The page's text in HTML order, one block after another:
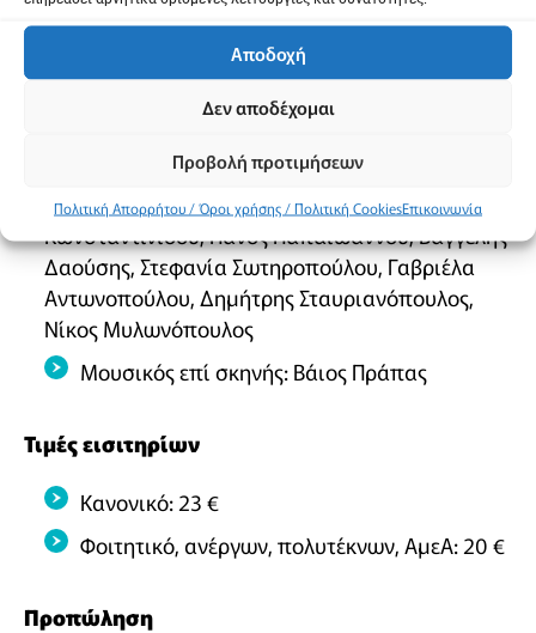
Αποδοχή
Δεν αποδέχομαι
Προβολή προτιμήσεων
Πολιτική Απορρήτου / Όροι χρήσης / Πολιτική CookiesΕπικοινωνία
Παραγωγή: ARISE ENTERTAINMENT &
ΘΕΑΤΡΟΥ ΤΕΧΝΗ Ε.Ε.
Παίζουν οι ηθοποιοί: Βασίλης
Τσαμπουράκης, Γιώργος Ψυχογυιός, Άρης
Κακλέας, Φραγκίσκη Μουστάκη, Μένη
Κωνσταντινίδου, Πάνος Παπαϊωάννου, Βαγγέλης
Δαούσης, Στεφανία Σωτηροπούλου, Γαβριέλα
Αντωνοπούλου, Δημήτρης Σταυριανόπουλος,
Νίκος Μυλωνόπουλος
Μουσικός επί σκηνής: Βάιος Πράπας
Τιμές εισιτηρίων
Κανονικό: 23 €
Φοιτητικό, ανέργων, πολυτέκνων, ΑμεΑ: 20 €
Προπώληση